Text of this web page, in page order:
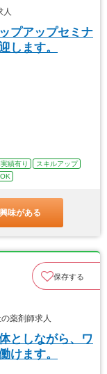
プアップセミナ
します。
績有り
スキルアップ
味がある
保存する
薬剤師求人
としながら、ワ
けます。